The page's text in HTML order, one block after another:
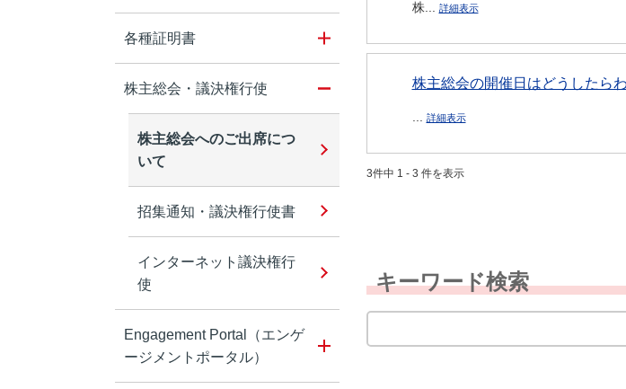
各種証明書
株主総会・議決権行使
株主総会へのご出席につ
いて
招集通知・議決権行使書
インターネット議決権行
使
Engagement Portal（エンゲ
ージメントポータル）
株... 詳細表示
株主総会の開催日はどうしたら
... 詳細表示
3件中 1 - 3 件を表示
キーワード検索